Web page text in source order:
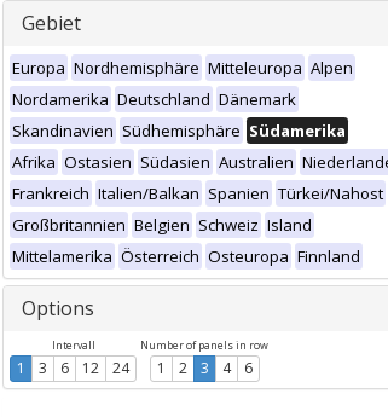
Gebiet
Europa Nordhemisphäre Mitteleuropa Alpen
Nordamerika Deutschland Dänemark
Skandinavien Südhemisphäre Südamerika
Afrika Ostasien Südasien Australien
Frankreich Italien/Balkan Spanien Türkei/Nahost
Großbritannien Belgien Schweiz Island
Mittelamerika Österreich Osteuropa Finnland
Options
Intervall
1 3 6 12 24
Number of panels in row
1 2 3 4 6